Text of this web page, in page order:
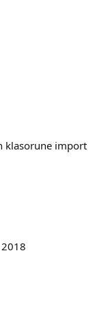
klasorune import